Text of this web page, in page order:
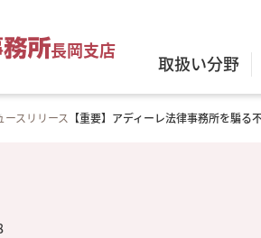
長岡支店
取扱い分野
ースリリース 【重要】アディーレ法律事務所を騙